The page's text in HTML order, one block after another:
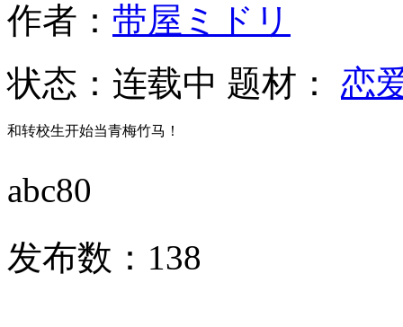
作者： 带屋ミドリ
状态： 连载中 题材： 恋
和转校生开始当青梅竹马！
abc80
发布数： 138